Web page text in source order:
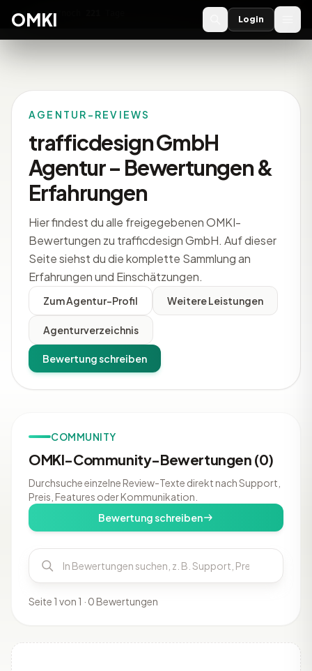
OMKI 2027
OMKI Login
AGENTUR-REVIEWS
trafficdesign GmbH
Agentur – Bewertungen &
Erfahrungen
Hier findest du alle freigegebenen OMKI-
Bewertungen zu trafficdesign GmbH. Auf dieser
Seite siehst du die komplette Sammlung an
Erfahrungen und Einschätzungen.
Zum Agentur-Profil Weitere Leistungen
Agenturverzeichnis
Bewertung schreiben
COMMUNITY
OMKI-Community-Bewertungen (0)
Durchsuche einzelne Review-Texte direkt nach Support,
Preis, Features oder Kommunikation.
Bewertung schreiben
Seite 1 von 1 · 0 Bewertungen